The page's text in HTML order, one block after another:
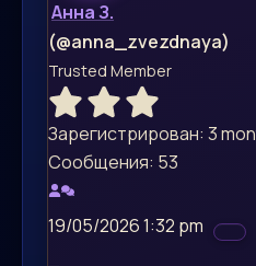
Анна З.
(@anna_zvezdnaya)
Trusted Member
Зарегистрирован: 3
Сообщения: 53
19/05/2026 1:32 pm